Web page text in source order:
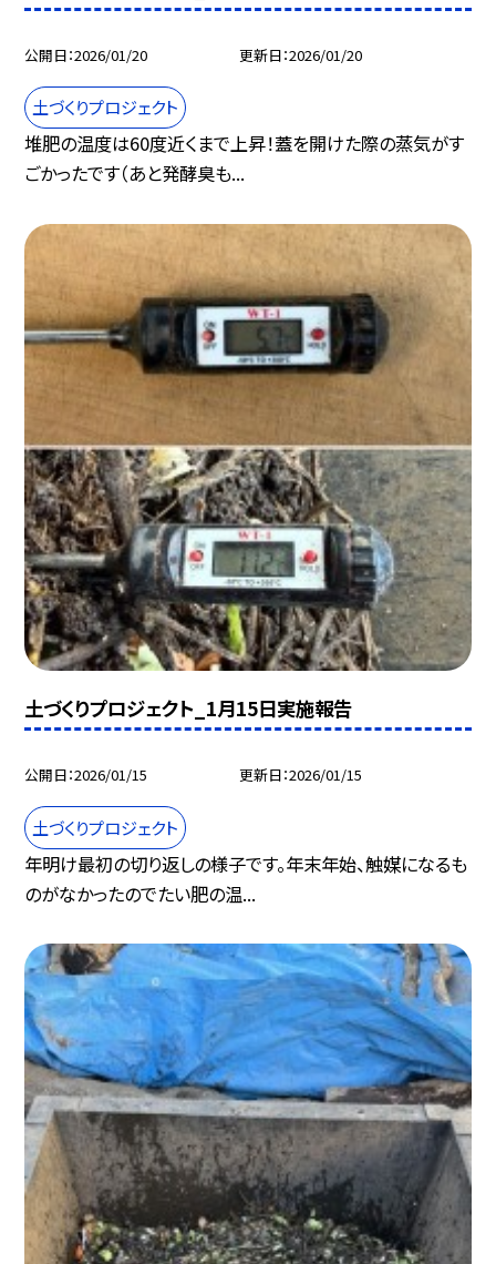
公開日 2026/01/20 更新日 2026/01/20
土づくりプロジェクト
堆肥の温度は60度近くまで上昇！蓋を開けた際の蒸気がす
ごかったです（あと発酵臭も...
土づくりプロジェクト_1月15日実施報告
公開日 2026/01/15 更新日 2026/01/15
土づくりプロジェクト
年明け最初の切り返しの様子です。年末年始、触媒になるも
のがなかったのでたい肥の温...